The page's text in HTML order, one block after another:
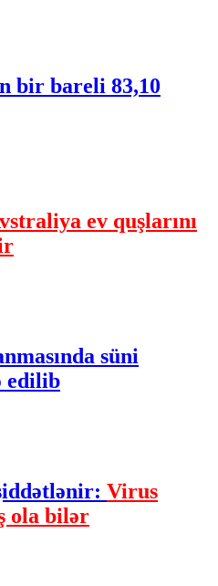
bir bareli 83,10
ev quşlarını
süni
edilib
Virus
ola bilər